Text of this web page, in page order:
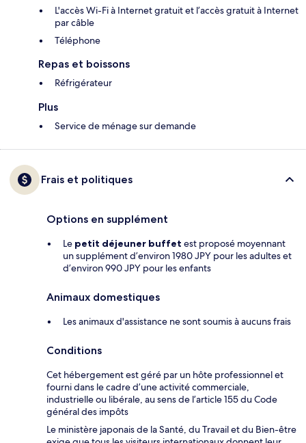
L'accès Wi-Fi à Internet gratuit et l’accès gratuit à Internet
par câble
Téléphone
Repas et boissons
Réfrigérateur
Plus
Service de ménage sur demande
Frais et politiques
Options en supplément
Le petit déjeuner buffet est proposé moyennant
un supplément d’environ 1980 JPY pour les adultes et
d’environ 990 JPY pour les enfants
Animaux domestiques
Les animaux d'assistance ne sont soumis à aucuns frais
Conditions
Cet hébergement est géré par un hôte professionnel et
fourni dans le cadre d’une activité commerciale,
industrielle ou libérale, au sens de l’article 155 du Code
général des impôts
Le ministère japonais de la Santé, du Travail et du Bien-être